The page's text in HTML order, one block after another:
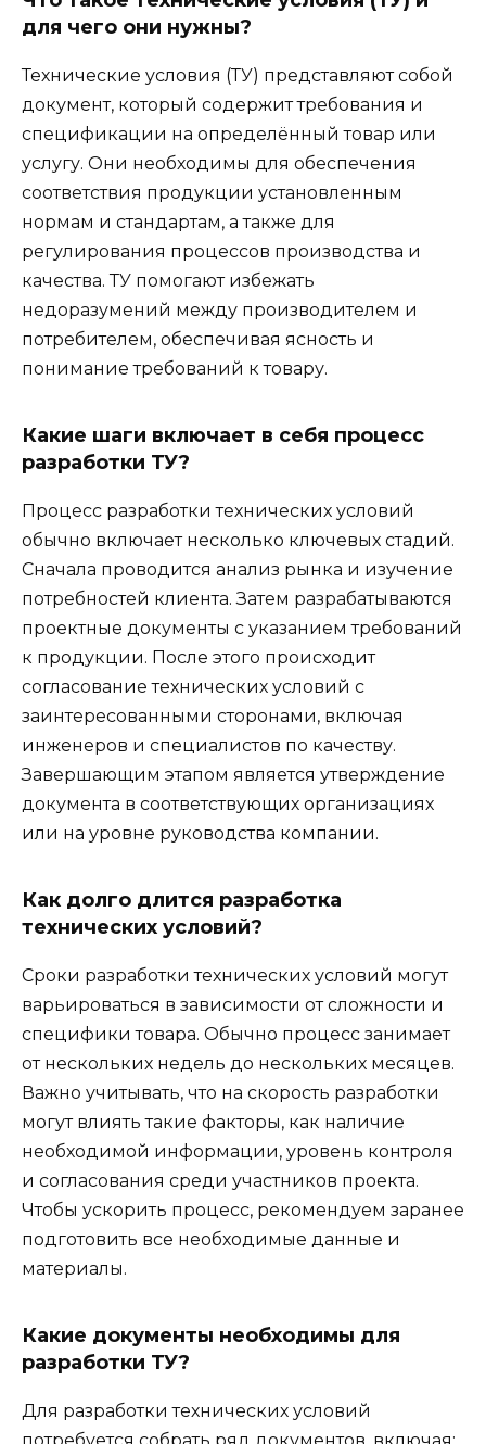
для чего они нужны?
Технические условия (ТУ) представляют собой
документ, который содержит требования и
спецификации на определённый товар или
услугу. Они необходимы для обеспечения
соответствия продукции установленным
нормам и стандартам, а также для
регулирования процессов производства и
качества. ТУ помогают избежать
недоразумений между производителем и
потребителем, обеспечивая ясность и
понимание требований к товару.
Какие шаги включает в себя процесс
разработки ТУ?
Процесс разработки технических условий
обычно включает несколько ключевых стадий.
Сначала проводится анализ рынка и изучение
потребностей клиента. Затем разрабатываются
проектные документы с указанием требований
к продукции. После этого происходит
согласование технических условий с
заинтересованными сторонами, включая
инженеров и специалистов по качеству.
Завершающим этапом является утверждение
документа в соответствующих организациях
или на уровне руководства компании.
Как долго длится разработка
технических условий?
Сроки разработки технических условий могут
варьироваться в зависимости от сложности и
специфики товара. Обычно процесс занимает
от нескольких недель до нескольких месяцев.
Важно учитывать, что на скорость разработки
могут влиять такие факторы, как наличие
необходимой информации, уровень контроля
и согласования среди участников проекта.
Чтобы ускорить процесс, рекомендуем заранее
подготовить все необходимые данные и
материалы.
Какие документы необходимы для
разработки ТУ?
Для разработки технических условий